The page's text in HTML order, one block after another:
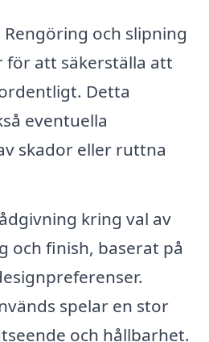
Rengöring och slipning
för att säkerställa att
Detta
eventuella
skador eller ruttna
kring val av
och finish, baserat på
spelar en stor
och hållbarhet.